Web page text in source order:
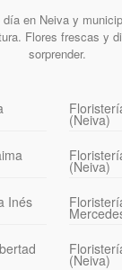
en Neiva y
Flores frescas y
sorprender.
(Neiva)
(Neiva)
Inés
(Neiva)